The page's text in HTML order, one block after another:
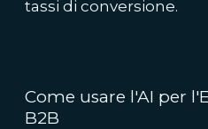
tassi di conversione.
Come usare l'AI per
B2B